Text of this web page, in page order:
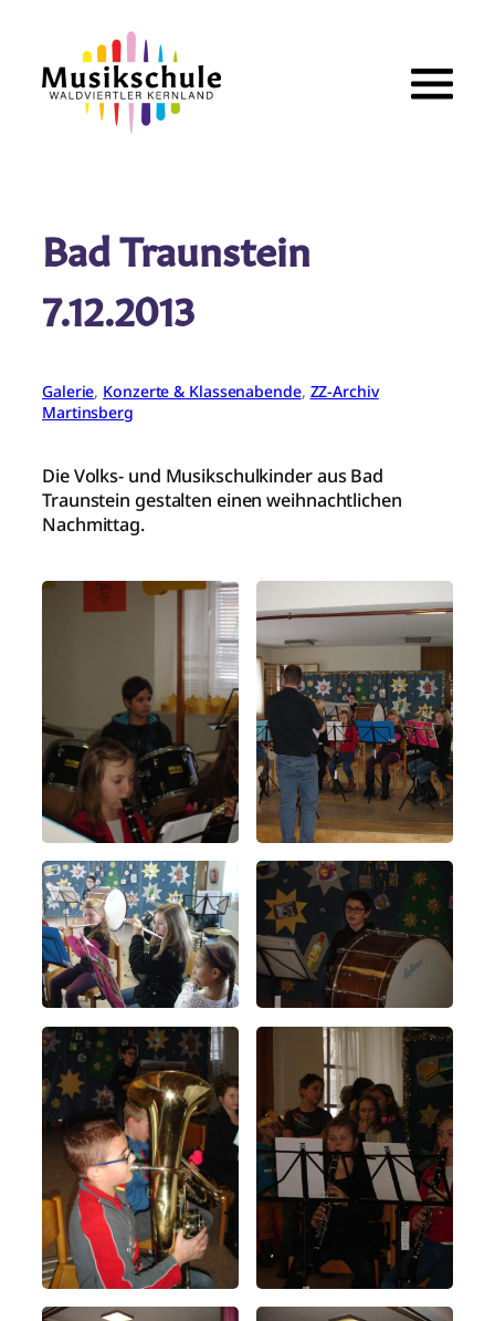
springen
Bad Traunstein
7.12.2013
Galerie, Konzerte & Klassenabende, ZZ-Archiv
Martinsberg
Die Volks- und Musikschulkinder aus Bad
Traunstein gestalten einen weihnachtlichen
Nachmittag.